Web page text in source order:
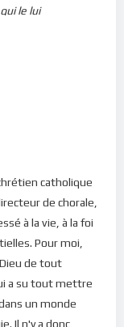
le lui
ne savons pas
ne peut les
! Voilà
passions
notre monde
on vient à Dieu,
de
prière sont
de Dieu, mais
catholique
de chorale,
à la vie, à la foi
Pour moi,
de tout
a su tout mettre
un monde
Il n'y a donc